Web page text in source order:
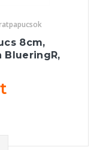
8cm,